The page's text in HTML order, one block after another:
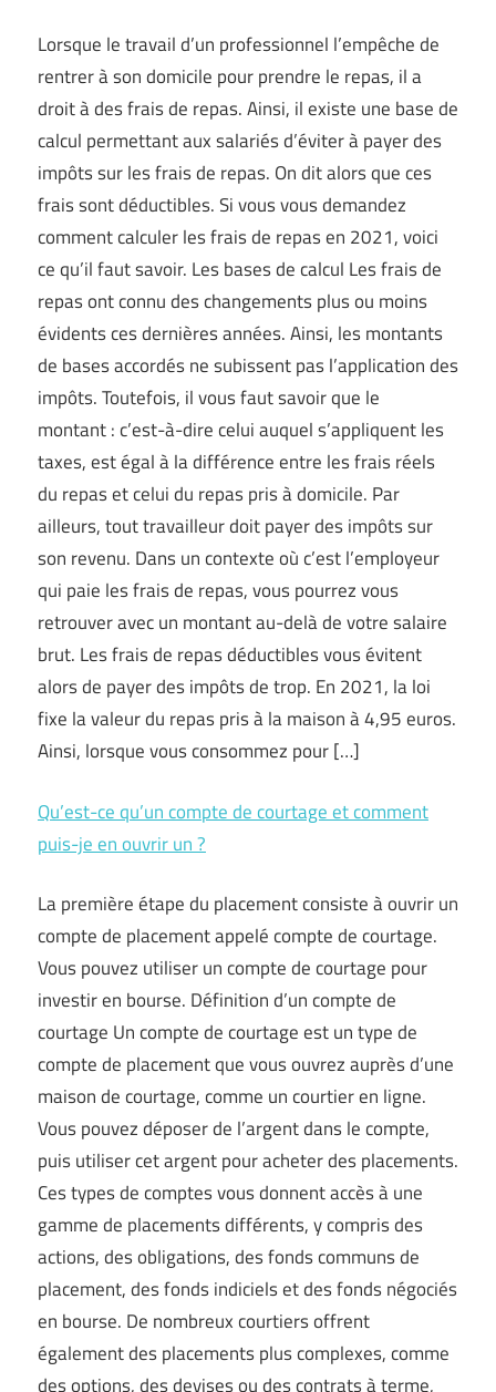
Lorsque le travail d’un professionnel l’empêche de
rentrer à son domicile pour prendre le repas, il a
droit à des frais de repas. Ainsi, il existe une base de
calcul permettant aux salariés d’éviter à payer des
impôts sur les frais de repas. On dit alors que ces
frais sont déductibles. Si vous vous demandez
comment calculer les frais de repas en 2021, voici
ce qu’il faut savoir. Les bases de calcul Les frais de
repas ont connu des changements plus ou moins
évidents ces dernières années. Ainsi, les montants
de bases accordés ne subissent pas l’application des
impôts. Toutefois, il vous faut savoir que le
montant : c’est-à-dire celui auquel s’appliquent les
taxes, est égal à la différence entre les frais réels
du repas et celui du repas pris à domicile. Par
ailleurs, tout travailleur doit payer des impôts sur
son revenu. Dans un contexte où c’est l’employeur
qui paie les frais de repas, vous pourrez vous
retrouver avec un montant au-delà de votre salaire
brut. Les frais de repas déductibles vous évitent
alors de payer des impôts de trop. En 2021, la loi
fixe la valeur du repas pris à la maison à 4,95 euros.
Ainsi, lorsque vous consommez pour […]
Qu’est-ce qu’un compte de courtage et comment
puis-je en ouvrir un ?
La première étape du placement consiste à ouvrir un
compte de placement appelé compte de courtage.
Vous pouvez utiliser un compte de courtage pour
investir en bourse. Définition d’un compte de
courtage Un compte de courtage est un type de
compte de placement que vous ouvrez auprès d’une
maison de courtage, comme un courtier en ligne.
Vous pouvez déposer de l’argent dans le compte,
puis utiliser cet argent pour acheter des placements.
Ces types de comptes vous donnent accès à une
gamme de placements différents, y compris des
actions, des obligations, des fonds communs de
placement, des fonds indiciels et des fonds négociés
en bourse. De nombreux courtiers offrent
également des placements plus complexes, comme
des options, des devises ou des contrats à terme,